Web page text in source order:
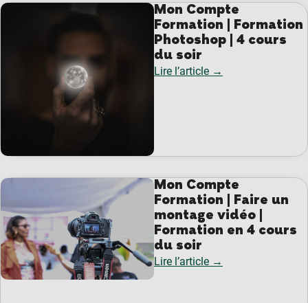
Mon Compte
Formation | Formation
Photoshop | 4 cours
du soir
Lire l’article →
Mon Compte
Formation | Faire un
montage vidéo |
Formation en 4 cours
du soir
Lire l’article →